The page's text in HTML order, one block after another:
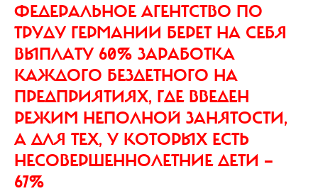
ФЕДЕРАЛЬНОЕ АГЕНТСТВО ПО
ТРУДУ ГЕРМАНИИ БЕРЕТ НА СЕБЯ
ВЫПЛАТУ 60% ЗАРАБОТКА
КАЖДОГО БЕЗДЕТНОГО НА
ПРЕДПРИЯТИЯХ, ГДЕ ВВЕДЕН
РЕЖИМ НЕПОЛНОЙ ЗАНЯТОСТИ,
А ДЛЯ ТЕХ, У КОТОРЫХ ЕСТЬ
НЕСОВЕРШЕННОЛЕТНИЕ ДЕТИ —
67%